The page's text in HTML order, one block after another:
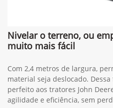
Nivelar o terreno, ou
muito mais fácil
Com 2,4 metros de largura,
material seja deslocado.
perfeito aos tratores John
agilidade e eficiência, sem